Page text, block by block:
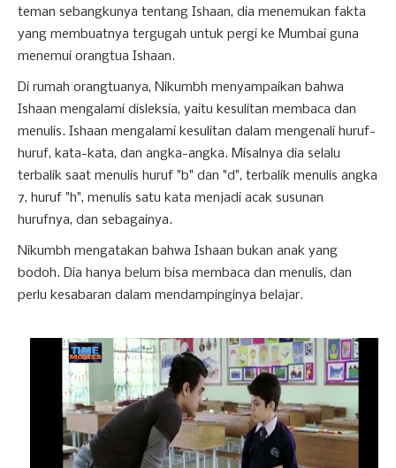
teman sebangkunya tentang Ishaan, dia menemukan fakta
yang membuatnya tergugah untuk pergi ke Mumbai guna
menemui orangtua Ishaan.
Di rumah orangtuanya, Nikumbh menyampaikan bahwa
Ishaan mengalami disleksia, yaitu kesulitan membaca dan
menulis. Ishaan mengalami kesulitan dalam mengenali huruf-
huruf, kata-kata, dan angka-angka. Misalnya dia selalu
terbalik saat menulis huruf "b" dan "d", terbalik menulis angka
7, huruf "h", menulis satu kata menjadi acak susunan
hurufnya, dan sebagainya.
Nikumbh mengatakan bahwa Ishaan bukan anak yang
bodoh. Dia hanya belum bisa membaca dan menulis, dan
perlu kesabaran dalam mendampinginya belajar.